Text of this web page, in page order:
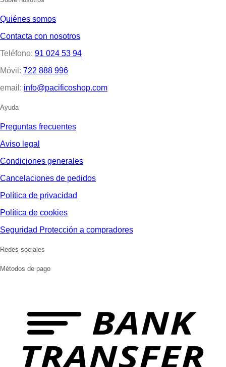
Quiénes somos
Contacta con nosotros
Teléfono: 91 024 53 94
Móvil: 722 888 996
email: info@pacificoshop.com
Ayuda
Preguntas frecuentes
Aviso legal
Condiciones generales
Cancelaciones de pedidos
Política de privacidad
Política de cookies
Seguridad Protección a compradores
Redes sociales
Métodos de pago